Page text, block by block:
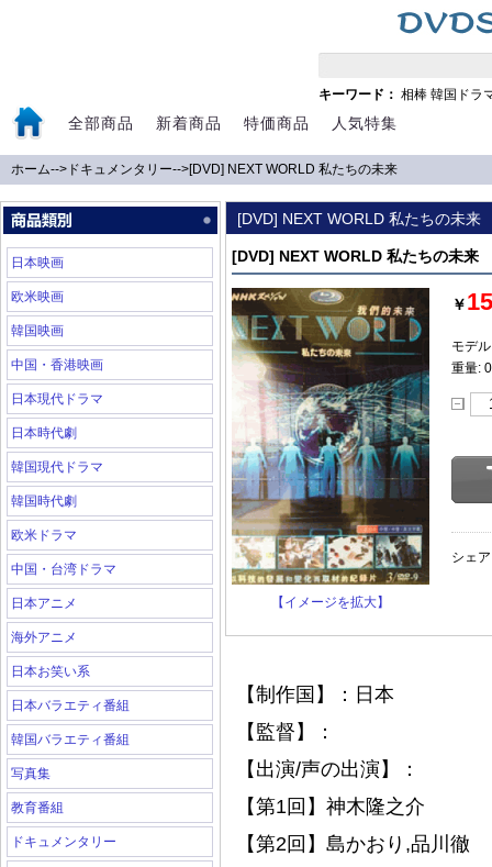
キーワード： 相棒 韓国ドラ
全部商品 新着商品 特価商品 人気特集
ホーム--> ドキュメンタリー-->[DVD] NEXT WORLD 私たちの未来
日本映画
欧米映画
韓国映画
中国・香港映画
日本現代ドラマ
日本時代劇
韓国現代ドラマ
韓国時代劇
欧米ドラマ
中国・台湾ドラマ
日本アニメ
海外アニメ
日本お笑い系
日本バラエティ番組
韓国バラエティ番組
写真集
教育番組
ドキュメンタリー
[DVD] NEXT WORLD 私たちの未来
[DVD] NEXT WORLD 私たちの未来
【イメージを拡大】
￥
モデ
重量:
シェ
【制作国】：日本
【監督】：
【出演/声の出演】：
【第1回】神木隆之介
【第2回】島かおり,品川徹